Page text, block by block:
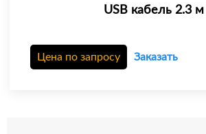
USB кабель 2.3 м
Цена по запросу Заказать